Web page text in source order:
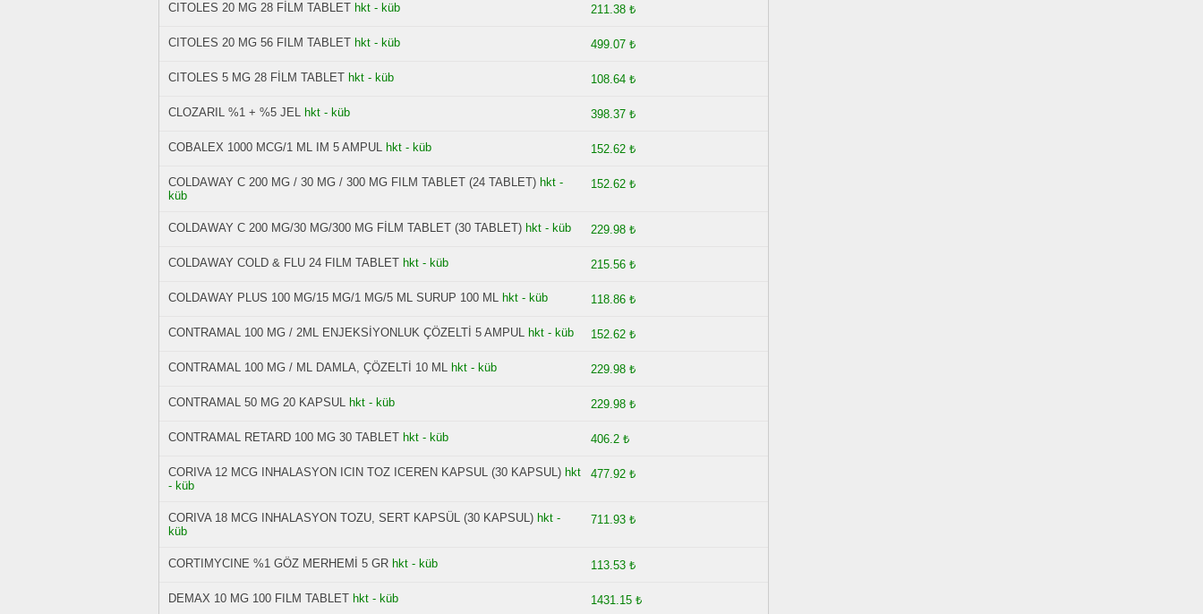
CITOLES 20 MG 28 FİLM TABLET hkt - küb 211.38 ₺
CITOLES 20 MG 56 FILM TABLET hkt - küb 499.07 ₺
CITOLES 5 MG 28 FİLM TABLET hkt - küb 108.64 ₺
CLOZARIL %1 + %5 JEL hkt - küb 398.37 ₺
COBALEX 1000 MCG/1 ML IM 5 AMPUL hkt - küb 152.62 ₺
COLDAWAY C 200 MG / 30 MG / 300 MG FILM TABLET (24 TABLET) hkt -
küb
152.62 ₺
COLDAWAY C 200 MG/30 MG/300 MG FİLM TABLET (30 TABLET) hkt - küb 229.98 ₺
COLDAWAY COLD & FLU 24 FILM TABLET hkt - küb 215.56 ₺
COLDAWAY PLUS 100 MG/15 MG/1 MG/5 ML SURUP 100 ML hkt - küb 118.86 ₺
CONTRAMAL 100 MG / 2ML ENJEKSİYONLUK ÇÖZELTİ 5 AMPUL hkt - küb 152.62 ₺
CONTRAMAL 100 MG / ML DAMLA, ÇÖZELTİ 10 ML hkt - küb 229.98 ₺
CONTRAMAL 50 MG 20 KAPSUL hkt - küb 229.98 ₺
CONTRAMAL RETARD 100 MG 30 TABLET hkt - küb 406.2 ₺
CORIVA 12 MCG INHALASYON ICIN TOZ ICEREN KAPSUL (30 KAPSUL) hkt
- küb
477.92 ₺
CORIVA 18 MCG INHALASYON TOZU, SERT KAPSÜL (30 KAPSUL) hkt -
küb
711.93 ₺
CORTIMYCINE %1 GÖZ MERHEMİ 5 GR hkt - küb 113.53 ₺
DEMAX 10 MG 100 FILM TABLET hkt - küb 1431.15 ₺